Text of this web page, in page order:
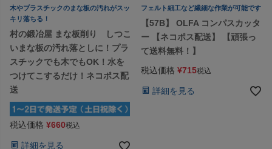
木やプラスチックのまな板の汚れがスッ
キリ落ちる！
村の鍛冶屋 まな板削り しつこ
いまな板の汚れ落としに！プラ
スチックでも木でもOK！水を
つけてこするだけ！ネコポス配
送
税込価格 ¥660税込
詳細を見る
フェルト細工など繊細な作業が可能です
【57B】 OLFA コンパスカッタ
ー 【ネコポス配送】 【頑張っ
て送料無料！】
税込価格 ¥715税込
詳細を見る